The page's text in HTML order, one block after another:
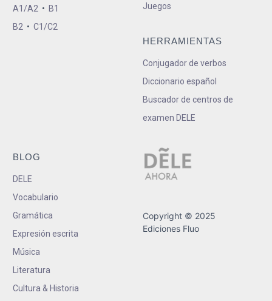
A1/A2 • B1
B2 • C1/C2
Juegos
HERRAMIENTAS
Conjugador de verbos
Diccionario español
Buscador de centros de
examen DELE
BLOG
DELE
Vocabulario
Gramática
Expresión escrita
Música
Literatura
Cultura & Historia
Copyright © 2025
Ediciones Fluo